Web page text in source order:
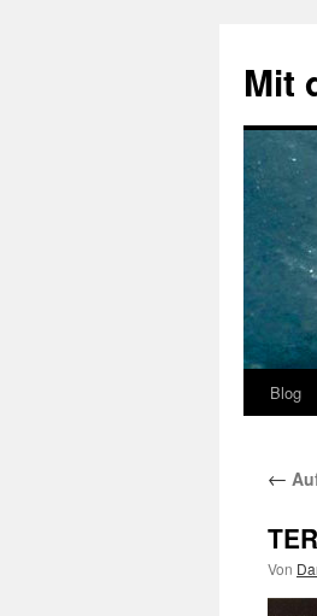
springen
Mit
Blog
←
Von